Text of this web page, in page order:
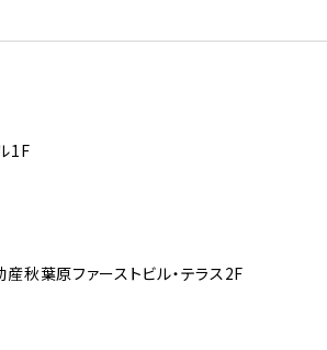
1F
葉原ファーストビル・テラス2F